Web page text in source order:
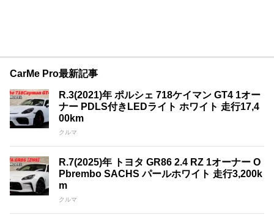
CarMe Pro最新記事
R.3(2021)年 ポルシェ 718ケイマン GT4 1オー
ナー PDLS付きLEDライト ホワイト 走行17,4
00km
クルマ
R.7(2025)年 トヨタ GR86 2.4 RZ 1オーナー O
Pbrembo SACHS パールホワイト 走行3,200k
m
クルマ